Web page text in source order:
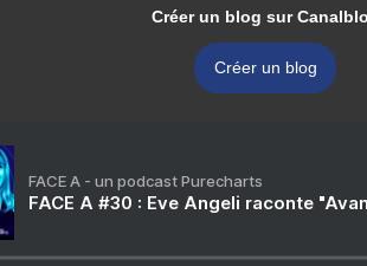
Créer un blog sur
Créer un blog
FACE A - un podcast Purecharts
FACE A #30 : Eve Angeli raconte